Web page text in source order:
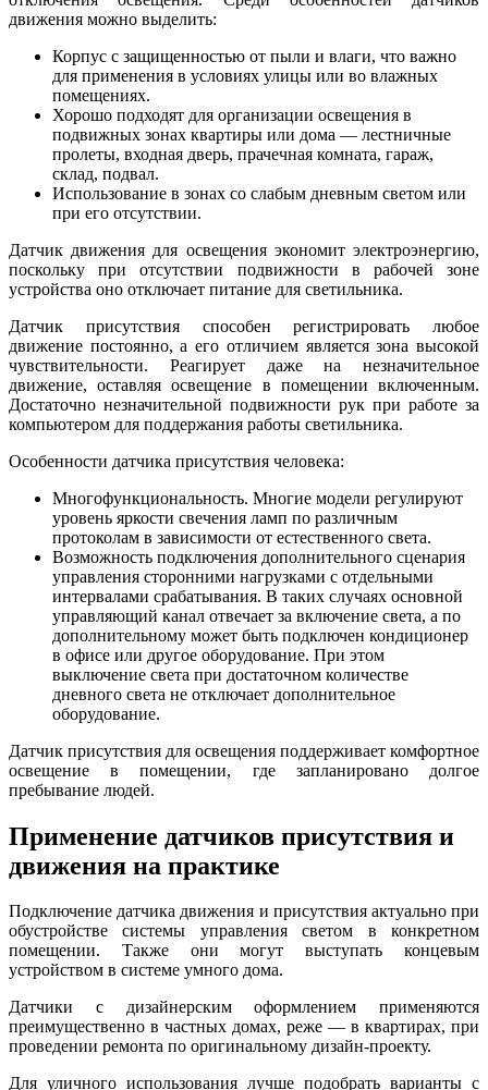
движения можно выделить:
Корпус с защищенностью от пыли и влаги, что важно
для применения в условиях улицы или во влажных
помещениях.
Хорошо подходят для организации освещения в
подвижных зонах квартиры или дома — лестничные
пролеты, входная дверь, прачечная комната, гараж,
склад, подвал.
Использование в зонах со слабым дневным светом или
при его отсутствии.
Датчик движения для освещения экономит электроэнергию,
поскольку при отсутствии подвижности в рабочей зоне
устройства оно отключает питание для светильника.
Датчик присутствия способен регистрировать любое
движение постоянно, а его отличием является зона высокой
чувствительности. Реагирует даже на незначительное
движение, оставляя освещение в помещении включенным.
Достаточно незначительной подвижности рук при работе за
компьютером для поддержания работы светильника.
Особенности датчика присутствия человека:
Многофункциональность. Многие модели регулируют
уровень яркости свечения ламп по различным
протоколам в зависимости от естественного света.
Возможность подключения дополнительного сценария
управления сторонними нагрузками с отдельными
интервалами срабатывания. В таких случаях основной
управляющий канал отвечает за включение света, а по
дополнительному может быть подключен кондиционер
в офисе или другое оборудование. При этом
выключение света при достаточном количестве
дневного света не отключает дополнительное
оборудование.
Датчик присутствия для освещения поддерживает комфортное
освещение в помещении, где запланировано долгое
пребывание людей.
Применение датчиков присутствия и
движения на практике
Подключение датчика движения и присутствия актуально при
обустройстве системы управления светом в конкретном
помещении. Также они могут выступать концевым
устройством в системе умного дома.
Датчики с дизайнерским оформлением применяются
преимущественно в частных домах, реже — в квартирах, при
проведении ремонта по оригинальному дизайн-проекту.
Для уличного использования лучше подобрать варианты с